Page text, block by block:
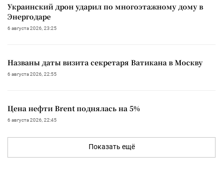
Украинский дрон ударил по многоэтажному дому в
Энергодаре
6 августа 2026, 23:25
Названы даты визита секретаря Ватикана в Москву
6 августа 2026, 22:55
Цена нефти Brent поднялась на 5%
6 августа 2026, 22:45
Показать ещё